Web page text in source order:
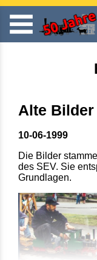
Alte
10-06-1999
Die Bilder
des SEV. Sie
Grundlagen.